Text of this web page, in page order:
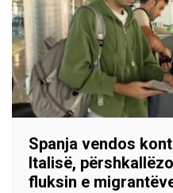
Spanja vendos
Italisë,
fluksin e